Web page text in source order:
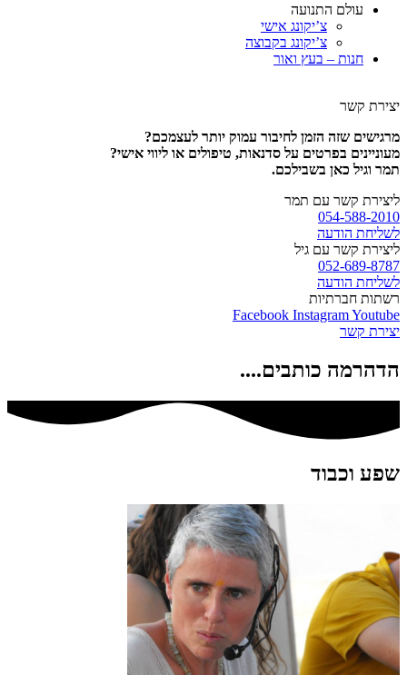
עולם התנועה
צ’יקונג אישי
צ’יקונג בקבוצה
חנות – בעץ ואור
יצירת קשר
מרגישים שזה הזמן לחיבור עמוק יותר לעצמכם?
מעוניינים בפרטים על סדנאות, טיפולים או ליווי אישי?
תמר וגיל כאן בשבילכם.
ליצירת קשר עם תמר
054-588-2010
לשליחת הודעה
ליצירת קשר עם גיל
052-689-8787
לשליחת הודעה
רשתות חברתיות
Facebook InstagramYoutube
יצירת קשר
הדהרמה כותבים....
שפע וכבוד